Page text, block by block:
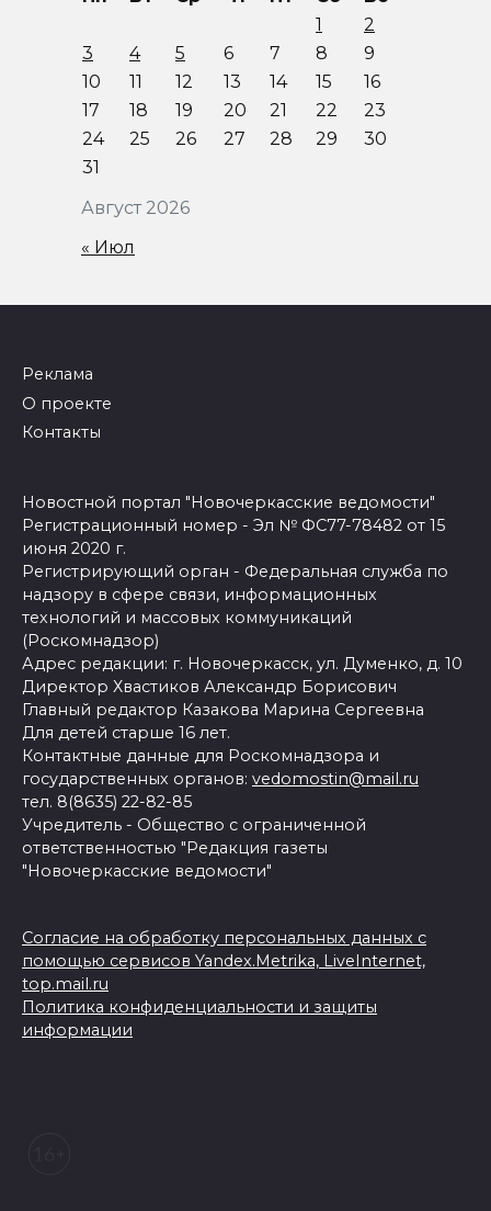
Август 2026
1
2
3
4 5 6 7 8
9
10
11 12 13 14 15
16
17
18 19 20 21 22
23
24
25 26 27 28 29
30
31
« Июл
Реклама
О проекте
Контакты
Новостной портал "Новочеркасские ведомости"
Регистрационный номер - Эл № ФС77-78482 от 15
июня 2020 г.
Регистрирующий орган - Федеральная служба по
надзору в сфере связи, информационных
технологий и массовых коммуникаций
(Роскомнадзор)
Адрес редакции: г. Новочеркасск, ул. Думенко, д. 10
Директор Хвастиков Александр Борисович
Главный редактор Казакова Марина Сергеевна
Для детей старше 16 лет.
Контактные данные для Роскомнадзора и
государственных органов: vedomostin@mail.ru
тел. 8(8635) 22-82-85
Учредитель - Общество с ограниченной
ответственностью "Редакция газеты
"Новочеркасские ведомости"
Согласие на обработку персональных данных с
помощью сервисов Yandex.Metrika, LiveInternet,
top.mail.ru
Политика конфиденциальности и защиты
информации